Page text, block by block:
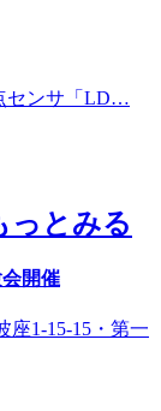
センサ「LD…
っとみる
開催
座1-15-15・第一